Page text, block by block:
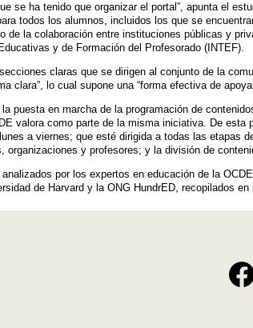
se ha tenido que organizar el portal”, apunta el
todos los alumnos, incluidos los que se
de la colaboración entre instituciones públicas y
y de Formación del Profesorado (INTEF).
claras que se dirigen al conjunto de la
clara”, lo cual supone una “forma efectiva de
puesta en marcha de la programación de
valora como parte de la misma iniciativa. De
a viernes; que esté dirigida a todas las etapas
y profesores; y la división de
por los expertos en educación de la
de Harvard y la ONG HundrED, recopilados en